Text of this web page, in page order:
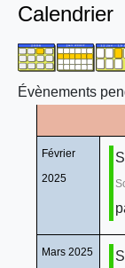
Calendrier
Évènements
Février
2025
Mars 2025